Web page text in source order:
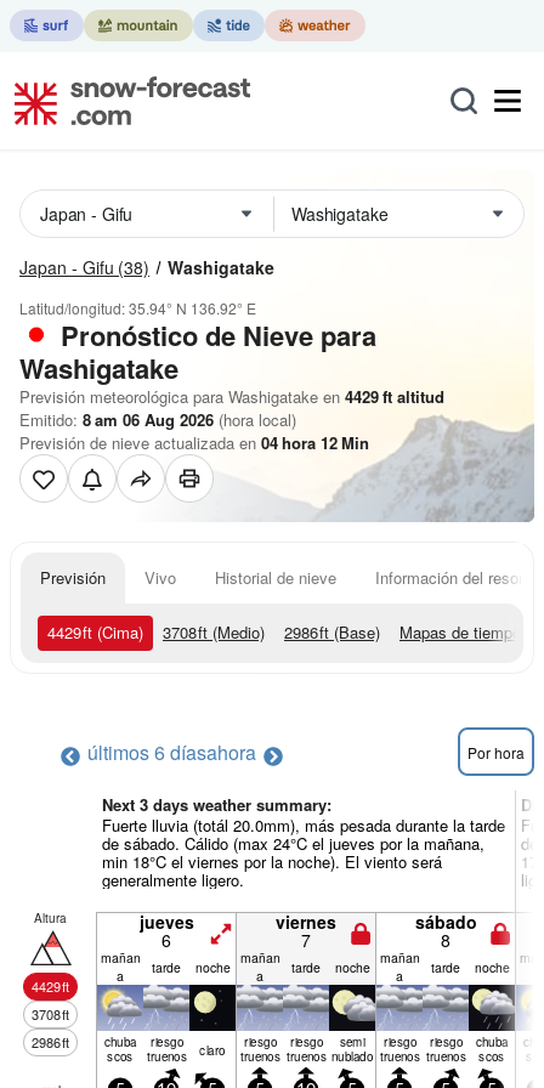
Japan - Gifu (38) Washigatake
Latitud/longitud:35.94° N 136.92° E
Pronóstico de Nieve para
Washigatake
Previsión meteorológica para Washigatake en 4429ft altitud
Emitido: 8 am 06 Aug 2026 (hora local)
Previsión de nieve actualizada en 04hora 12Min
Previsión Vivo Historial de nieve Información del resort
4429ft (Cima) 3708ft (Medio) 2986ft (Base) Mapas de tiempo
últimos 6 díasahora Por hora
Next 3 days weather summary:
Fuerte lluvia (totál 20.0mm), más pesada durante la tarde
de sábado. Cálido (max 24°C el jueves por la mañana,
min 18°C el viernes por la noche). El viento será
generalmente ligero.
de
Altura
4429ft
3708ft
2986ft
jueves
6
viernes
7
sábado
8
mañan
a
tarde noche mañan
a
tarde noche mañan
a
tarde noche
chuba
scos
riesgo
truenos claro riesgo
truenos
riesgo
truenos
semi
nublado
riesgo
truenos
riesgo
truenos
chuba
scos